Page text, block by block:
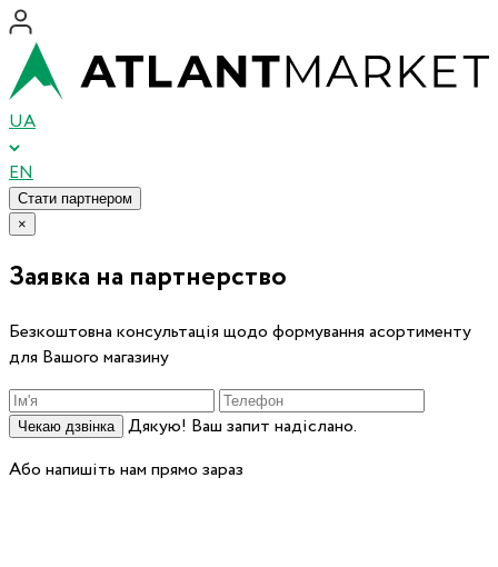
UA
EN
Стати партнером
×
Заявка на партнерство
Безкоштовна консультація щодо формування асортименту
для Вашого магазину
Чекаю дзвінка
Дякую! Ваш запит надіслано.
Або напишіть нам прямо зараз